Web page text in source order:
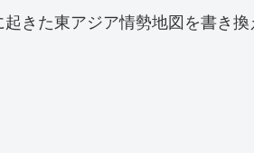
きた東アジア情勢地図を書き